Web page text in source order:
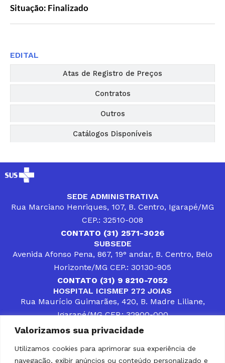
Valorizamos sua privacidade
Utilizamos cookies para aprimorar sua experiência de
navegação, exibir anúncios ou conteúdo personalizado e
Situação: Finalizado
Atas de Registro de Preços
Contratos
Outros
Catálogos Disponíveis
EDITAL
SEDE ADMINISTRATIVA
Rua Marciano Henriques, 107, B. Centro, Igarapé/MG
CEP.: 32510-008
CONTATO (31) 2571-3026
SUBSEDE
Avenida Afonso Pena, 867, 19° andar, B. Centro, Belo
Horizonte/MG CEP.: 30130-905
CONTATO (31) 9 8210-7052
HOSPITAL ICISMEP 272 JOIAS
Rua Maurício Guimarães, 420, B. Madre Liliane,
Igarapé/MG CEP.: 32900-000
CONTATOS (31) 3512-4400 ou (31) 9 8309-8660
DESENVOLVER SOLUÇÕES, AÇÕES E SERVIÇOS
PÚBLICOS QUE COMPLEMENTEM A ASSISTÊNCIA À
POPULAÇÃO DA REGIÃO EM QUE ATUA, SENDO